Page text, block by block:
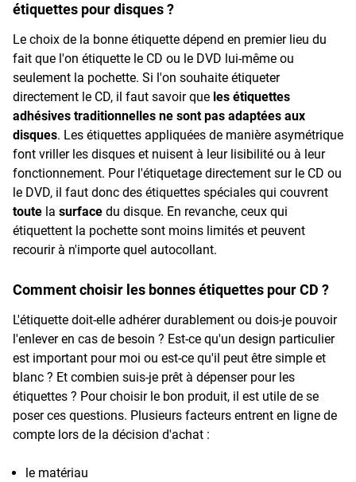
étiquettes pour disques ?
Le choix de la bonne étiquette dépend en premier lieu du
fait que l'on étiquette le CD ou le DVD lui-même ou
seulement la pochette. Si l'on souhaite étiqueter
directement le CD, il faut savoir que les étiquettes
adhésives traditionnelles ne sont pas adaptées aux
disques. Les étiquettes appliquées de manière asymétrique
font vriller les disques et nuisent à leur lisibilité ou à leur
fonctionnement. Pour l'étiquetage directement sur le CD ou
le DVD, il faut donc des étiquettes spéciales qui couvrent
toute la surface du disque. En revanche, ceux qui
étiquettent la pochette sont moins limités et peuvent
recourir à n'importe quel autocollant.
Comment choisir les bonnes étiquettes pour CD ?
L'étiquette doit-elle adhérer durablement ou dois-je pouvoir
l'enlever en cas de besoin ? Est-ce qu'un design particulier
est important pour moi ou est-ce qu'il peut être simple et
blanc ? Et combien suis-je prêt à dépenser pour les
étiquettes ? Pour choisir le bon produit, il est utile de se
poser ces questions. Plusieurs facteurs entrent en ligne de
compte lors de la décision d'achat :
le matériau